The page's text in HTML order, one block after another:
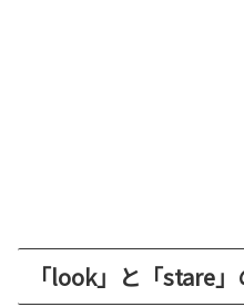
「look」と「stare